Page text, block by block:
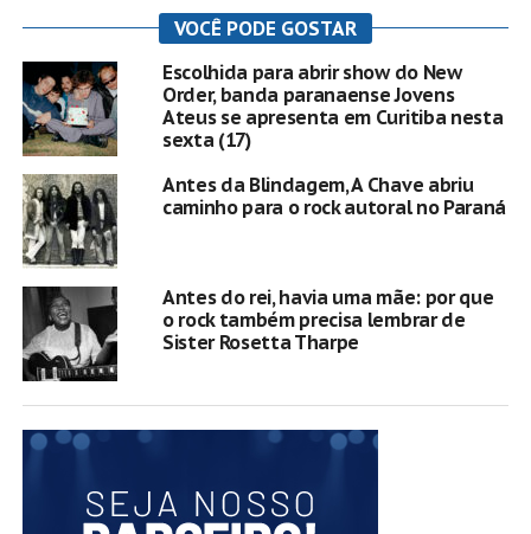
VOCÊ PODE GOSTAR
Escolhida para abrir show do New
Order, banda paranaense Jovens
Ateus se apresenta em Curitiba nesta
sexta (17)
Antes da Blindagem, A Chave abriu
caminho para o rock autoral no Paraná
Antes do rei, havia uma mãe: por que
o rock também precisa lembrar de
Sister Rosetta Tharpe